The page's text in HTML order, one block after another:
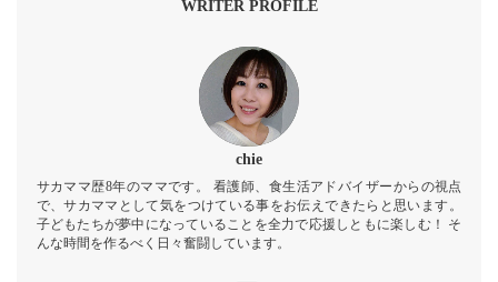
WRITER PROFILE
chie
サカママ歴8年のママです。 看護師、食生活アドバイザーからの視点
で、サカママとして気をつけている事をお伝えできたらと思います。
子どもたちが夢中になっていることを全力で応援しともに楽しむ！ そ
んな時間を作るべく日々奮闘しています。